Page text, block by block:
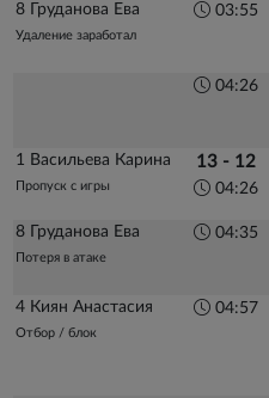
8 Груданова Ева
Удаление заработал
03:55
04:26
1 Васильева Карина
Пропуск с игры
13 - 12
04:26
8 Груданова Ева
Потеря в атаке
04:35
4 Киян Анастасия
Отбор / блок
04:57